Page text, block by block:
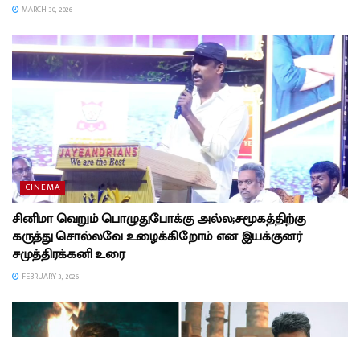
MARCH 30, 2026
CINEMA
சினிமா வெறும் பொழுதுபோக்கு அல்ல;சமூகத்திற்கு
கருத்து சொல்லவே உழைக்கிறோம் என இயக்குனர்
சமுத்திரக்கனி உரை
FEBRUARY 3, 2026